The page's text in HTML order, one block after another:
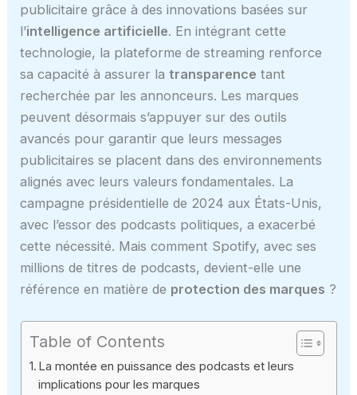
publicitaire grâce à des innovations basées sur
l’intelligence artificielle. En intégrant cette
technologie, la plateforme de streaming renforce
sa capacité à assurer latransparence tant
recherchée par les annonceurs. Les marques
peuvent désormais s’appuyer sur des outils
avancés pour garantir que leurs messages
publicitaires se placent dans des environnements
alignés avec leurs valeurs fondamentales. La
campagne présidentielle de 2024 aux États-Unis,
avec l’essor des podcasts politiques, a exacerbé
cette nécessité. Mais comment Spotify, avec ses
millions de titres de podcasts, devient-elle une
référence en matière de protection des marques ?
Table of Contents
La montée en puissance des podcasts et leurs
implications pour les marques